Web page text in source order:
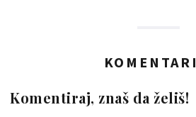
KOMENTARI
Komentiraj, znaš da želiš!